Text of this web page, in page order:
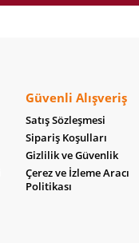
Güvenli Alışveriş
Satış Sözleşmesi
Sipariş Koşulları
Gizlilik ve Güvenlik
Çerez ve İzleme Aracı
Politikası